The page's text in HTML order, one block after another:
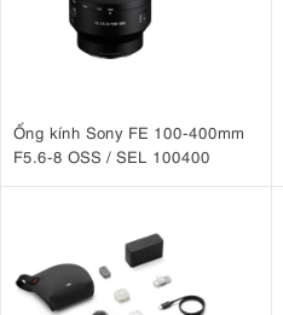
Ống kính Sony FE 100-400mm
F5.6-8 OSS / SEL 100400